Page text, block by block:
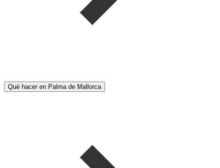
Qué hacer en Palma de Mallorca